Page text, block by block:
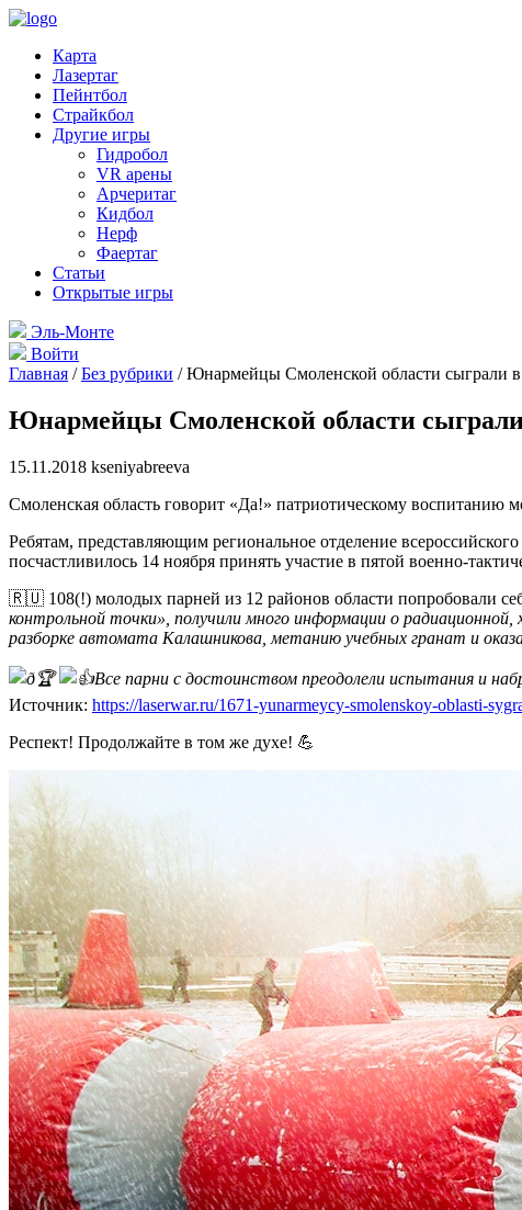
Карта
Лазертаг
Пейнтбол
Страйкбол
Другие игры
Гидробол
VR арены
Арчеритаг
Кидбол
Нерф
Фаертаг
Статьи
Открытые игры
Эль-Монте
Войти
Главная /Без рубрики /Юнармейцы Смоленской области сыграли в
Юнармейцы Смоленской области
15.11.2018 kseniyabreeva
Смоленская область говорит «Да!» патриотическому воспитанию
Ребятам, представляющим региональное отделение
посчастливилось 14 ноября принять участие в пятой военно-
🇷🇺 108(!) молодых парней из 12 районов области попробовали
контрольной точки», получили много информации о радиационной,
разборке автомата Калашникова, метанию учебных гранат и
🏆
Все парни с достоинством преодолели испытания и
Источник: https://laserwar.ru/1671-yunarmeycy-smolenskoy-oblasti-
Респект! Продолжайте в том же духе! 💪